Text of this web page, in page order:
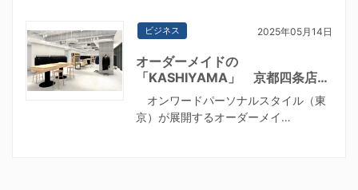
ビジネス 2025年05月14日
オーダーメイドの
「KASHIYAMA」 京都四条店…
オンワードパーソナルスタイル（東
京）が展開するオーダーメイ…